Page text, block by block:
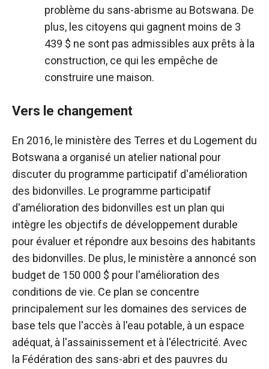
problème du sans-abrisme au Botswana. De
plus, les citoyens qui gagnent moins de 3
439 $ ne sont pas admissibles aux prêts à la
construction, ce qui les empêche de
construire une maison.
Vers le changement
En 2016, le ministère des Terres et du Logement du
Botswana a organisé un atelier national pour
discuter du programme participatif d'amélioration
des bidonvilles. Le programme participatif
d'amélioration des bidonvilles est un plan qui
intègre les objectifs de développement durable
pour évaluer et répondre aux besoins des habitants
des bidonvilles. De plus, le ministère a annoncé son
budget de 150 000 $ pour l'amélioration des
conditions de vie. Ce plan se concentre
principalement sur les domaines des services de
base tels que l'accès à l'eau potable, à un espace
adéquat, à l'assainissement et à l'électricité. Avec
la Fédération des sans-abri et des pauvres du